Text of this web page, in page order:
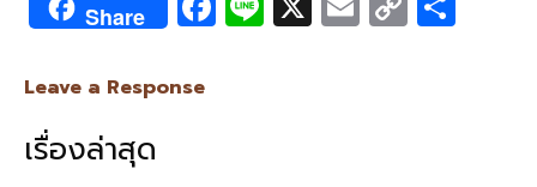
Share
Leave a Response
เรื่องล่าสุด